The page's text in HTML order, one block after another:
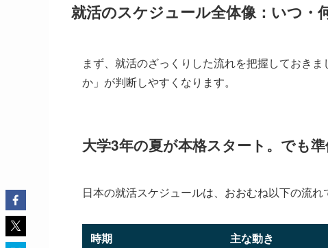
就活のスケジュール全体像：いつ・
まず、就活のざっくりした流れを把握しておき
か」が判断しやすくなります。
大学3年の夏が本格スタート。でも
日本の就活スケジュールは、おおむね以下の流れ
時期
主な動き